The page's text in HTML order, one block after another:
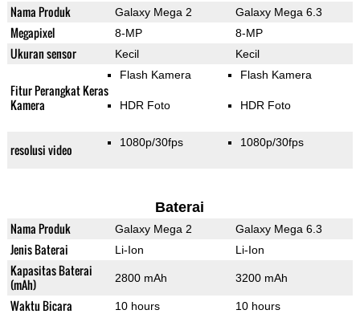
Nama Produk Galaxy Mega 2 Galaxy Mega 6.3
Megapixel 8-MP 8-MP
Ukuran sensor Kecil Kecil
Fitur Perangkat Keras
Kamera
Flash Kamera
HDR Foto
Flash Kamera
HDR Foto
resolusi video 1080p/30fps 1080p/30fps
Baterai
Nama Produk Galaxy Mega 2 Galaxy Mega 6.3
Jenis Baterai Li-Ion Li-Ion
Kapasitas Baterai
(mAh)
2800 mAh 3200 mAh
Waktu Bicara 10 hours 10 hours